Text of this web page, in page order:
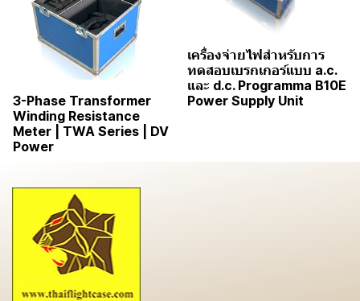
3-Phase Transformer
Winding Resistance
Meter | TWA Series | DV
Power
เครื่องจ่ายไฟสำหรับการ
ทดสอบเบรกเกอร์แบบ a.c.
และ d.c. Programma B10E
Power Supply Unit